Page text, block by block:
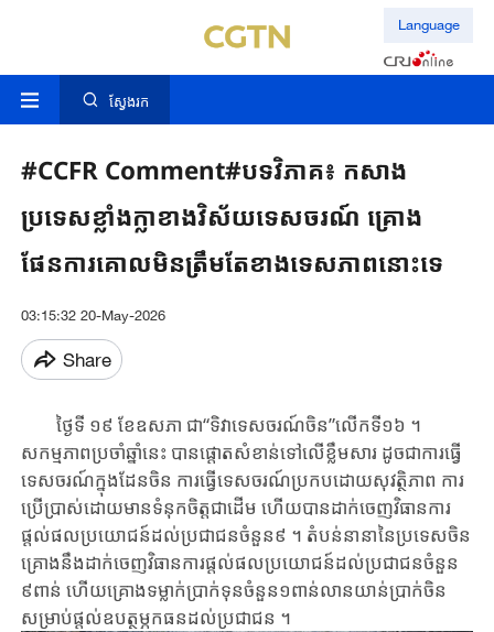
Language
ស្វែងរក
#CCFR Comment#បទវិភាគ៖ កសាង
ប្រទេសខ្លាំងក្លាខាងវិស័យទេសចរណ៍ គ្រោង
ផែនការគោលមិនត្រឹមតែខាងទេសភាពនោះទេ
03:15:32 20-May-2026
Share
ថ្ងៃទី ១៩ ខែ​ឧសភា ជា​“ទិវា​ទេសចរណ៍ចិន​”លើក​ទី​១៦ ។
សកម្មភាព​ប្រចាំឆ្នាំ​នេះ បាន​ផ្តោតសំខាន់​ទៅលើ​ខ្លឹម​សារ ដូចជា​ការ​ធ្វើ​
ទេសចរណ៍ក្នុង​​ដែន​ចិន​ ការ​ធ្វើ​ទេសចរណ៍​ប្រកប​ដោយ​សុវត្ថិភាព​ ការ​
ប្រើប្រាស់​ដោយ​មាន​ទំនុកចិត្តជា​ដើម​ ហើយ​បាន​ដាក់ចេញ​វិធាន​ការ​
ផ្តល់​ផល​ប្រយោជន៍​ដល់​ប្រជាជន​ចំនួន​៩ ។ តំបន់​នានា​នៃ​ប្រទេស​ចិន​
គ្រោង​នឹង​ដាក់​ចេញ​វិធានការផ្តល់ផលប្រយោជន៍ដល់ប្រជាជនចំនួន​
៩ពាន់ ហើយ​គ្រោង​ទម្លាក់​ប្រាក់​ទុន​ចំនួន​១ពាន់លាន​យាន់​ប្រាក់ចិន​
សម្រាប់​ផ្តល់​ឧបត្ថម្ភកធនដល់​ប្រជាជន​ ។